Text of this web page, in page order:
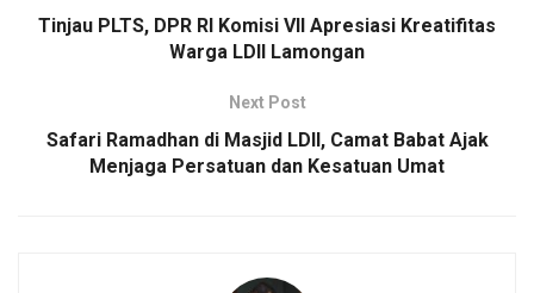
Tinjau PLTS, DPR RI Komisi VII Apresiasi Kreatifitas
Warga LDII Lamongan
Next Post
Safari Ramadhan di Masjid LDII, Camat Babat Ajak
Menjaga Persatuan dan Kesatuan Umat